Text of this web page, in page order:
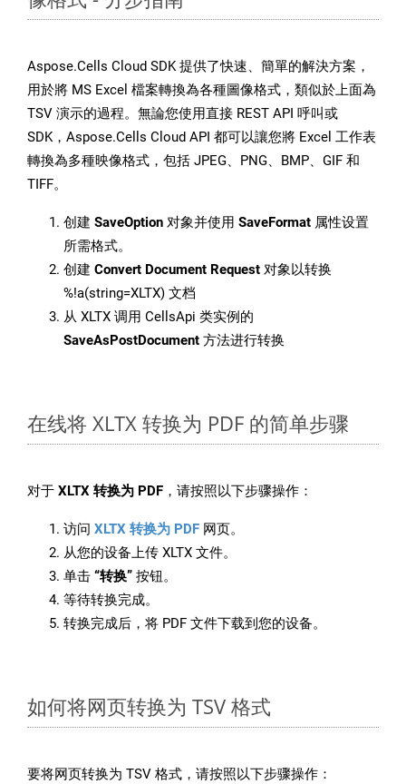
Aspose.Cells Cloud SDK 提供了快速、簡單的解決方案，
用於將 MS Excel 檔案轉換為各種圖像格式，類似於上面為
TSV 演示的過程。無論您使用直接 REST API 呼叫或
SDK，Aspose.Cells Cloud API 都可以讓您將 Excel 工作表
轉換為多種映像格式，包括 JPEG、PNG、BMP、GIF 和
TIFF。
创建 SaveOption 对象并使用 SaveFormat 属性设置
所需格式。
创建 Convert Document Request 对象以转换
%!a(string=XLTX) 文档
从 XLTX 调用 CellsApi 类实例的
SaveAsPostDocument 方法进行转换
在线将 XLTX 转换为 PDF 的简单步骤
对于 XLTX 转换为 PDF ，请按照以下步骤操作：
访问 XLTX 转换为 PDF 网页。
从您的设备上传 XLTX 文件。
单击 “转换” 按钮。
等待转换完成。
转换完成后，将 PDF 文件下载到您的设备。
如何将网页转换为 TSV 格式
要将网页转换为 TSV 格式，请按照以下步骤操作：